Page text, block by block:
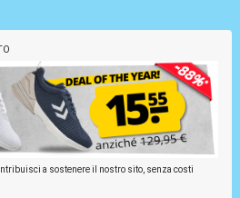
a sostenere il nostro sito, senza costi